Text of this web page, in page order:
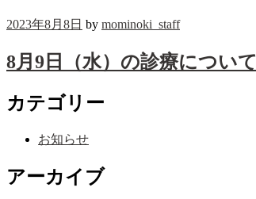
2023年8月8日 by mominoki_staff
8月9日（水）の診療について
カテゴリー
お知らせ
アーカイブ